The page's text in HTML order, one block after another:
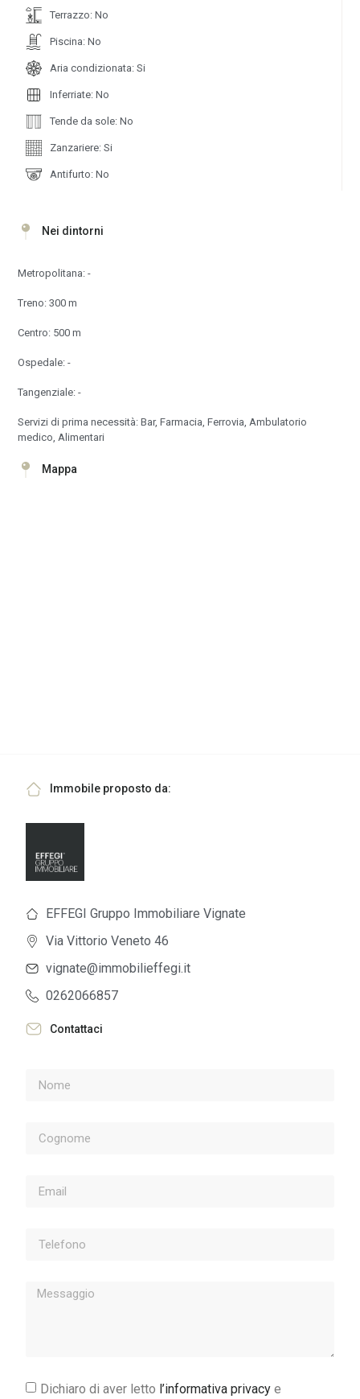
Terrazzo: No
Piscina: No
Aria condizionata: Si
Inferriate: No
Tende da sole: No
Zanzariere: Si
Antifurto: No
Nei dintorni
Metropolitana: -
Treno: 300 m
Centro: 500 m
Ospedale: -
Tangenziale: -
Servizi di prima necessità: Bar, Farmacia, Ferrovia, Ambulatorio
medico, Alimentari
Mappa
Immobile proposto da:
EFFEGI Gruppo Immobiliare Vignate
Via Vittorio Veneto 46
vignate@immobilieffegi.it
0262066857
Contattaci
Dichiaro di aver letto l’informativa privacye